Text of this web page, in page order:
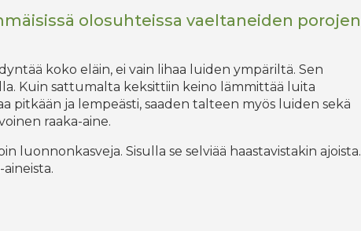
olosuhteissa vaeltaneiden porojen
koko eläin, ei vain lihaa luiden ympäriltä. Sen
Kuin sattumalta keksittiin keino lämmittää luita
pitkään ja lempeästi, saaden talteen myös luiden sekä
raaka-aine.
Sisulla se selviää haastavistakin ajoista.